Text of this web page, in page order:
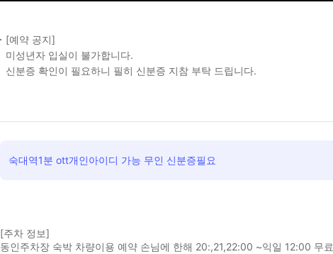
[예약 공지]
미성년자 입실이 불가합니다.
신분증 확인이 필요하니 필히 신분증 지참 부탁 드립니다.
숙대역1분 ott개인아이디 가능 무인 신분증필요
[주차 정보]
동인주차장 숙박 차량이용 예약 손님에 한해 20:,21,22:00 ~익일 12:00 무료